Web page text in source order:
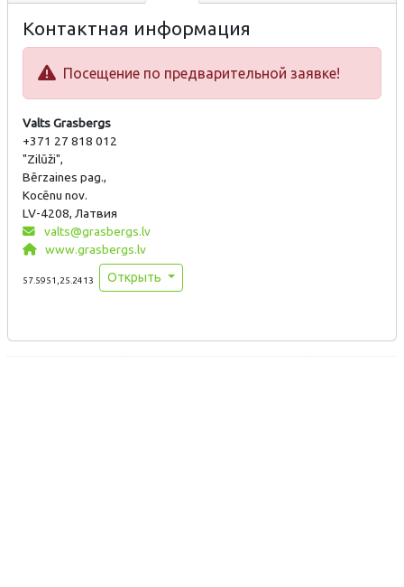
Контактная информация
Посещение по предварительной заявке!
Valts Grasbergs
+371 27 818 012
"Zilūži",
Bērzaines pag.,
Kocēnu nov.
LV-4208, Латвия
valts@grasbergs.lv
www.grasbergs.lv
57.5951,25.2413 Открыть